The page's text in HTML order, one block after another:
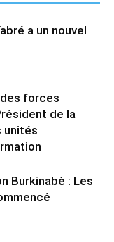
a un nouvel
forces
de la
unités
Burkinabè : Les